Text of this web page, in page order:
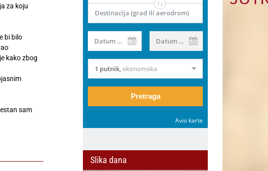
za koju
bi bilo
kako zbog
sam
Destinacija (grad ili aerodrom)
Datum od Datum do
1 putnik,ekonomska
Pretraga
Avio karte
Slika dana